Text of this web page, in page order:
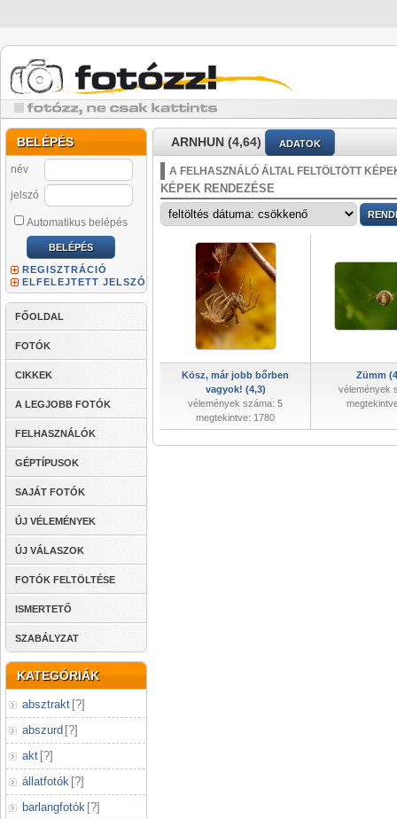
BELÉPÉS
név
jelszó
Automatikus belépés
REGISZTRÁCIÓ
ELFELEJTETT JELSZÓ
FŐOLDAL
FOTÓK
CIKKEK
A LEGJOBB FOTÓK
FELHASZNÁLÓK
GÉPTÍPUSOK
SAJÁT FOTÓK
ÚJ VÉLEMÉNYEK
ÚJ VÁLASZOK
FOTÓK FELTÖLTÉSE
ISMERTETŐ
SZABÁLYZAT
KATEGÓRIÁK
absztrakt [?]
abszurd [?]
akt [?]
állatfotók [?]
barlangfotók [?]
ARNHUN (4,64) ADATOK
A FELHASZNÁLÓ ÁLTAL FELTÖLTÖTT
KÉPEK RENDEZÉSE
Kösz, már jobb bőrben
vagyok! (4,3)
vélemények száma: 5
megtekintve: 1780
Zümm
vélemények